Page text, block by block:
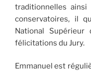
traditionnelles
conservatoires, il
National
félicitations du Jury.
Emmanuel est